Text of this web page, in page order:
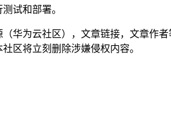
试和部署。
华为云社区），文章链接，文章作
区将立刻删除涉嫌侵权内容。